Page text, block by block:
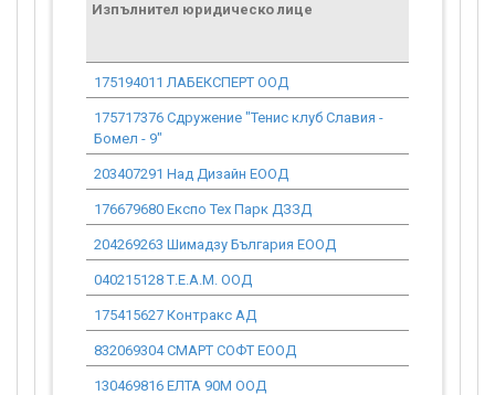
Изпълнител юридическо лице
175194011 ЛАБЕКСПЕРТ ООД
175717376 Сдружение "Тенис клуб Славия -
Бомел - 9"
203407291 Над Дизайн ЕООД
176679680 Експо Тех Парк ДЗЗД
204269263 Шимадзу България ЕООД
040215128 Т.Е.А.М. ООД
175415627 Контракс АД
832069304 СМАРТ СОФТ ЕООД
130469816 ЕЛТА 90М ООД